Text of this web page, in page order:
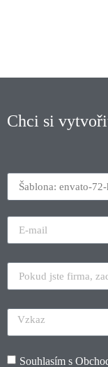
Chci si
Souhlasím s